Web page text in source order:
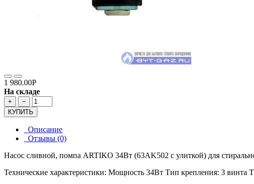
1 980.00Р
На складе
+
−
КУПИТЬ
Описание
Отзывы (0)
Насос сливной, помпа ARTIKO 34Вт (63AK502 с улиткой) для
Технические характеристики: Мощность 34Вт Тип крепления: 3